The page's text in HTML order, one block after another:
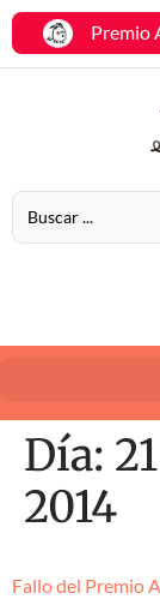
Premio
Día:
2014
Fallo del Premio